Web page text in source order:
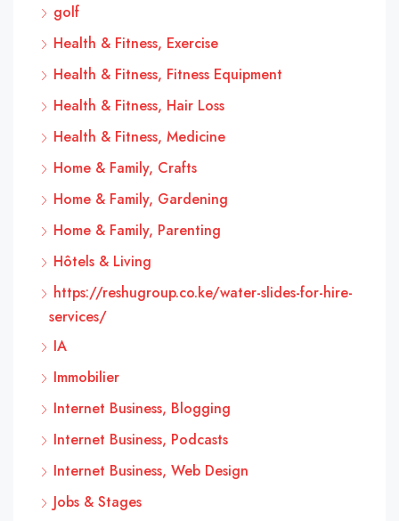
golf
Health & Fitness, Exercise
Health & Fitness, Fitness Equipment
Health & Fitness, Hair Loss
Health & Fitness, Medicine
Home & Family, Crafts
Home & Family, Gardening
Home & Family, Parenting
Hôtels & Living
https://reshugroup.co.ke/water-slides-for-hire-
services/
IA
Immobilier
Internet Business, Blogging
Internet Business, Podcasts
Internet Business, Web Design
Jobs & Stages